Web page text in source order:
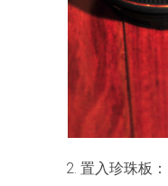
2. 置入珍珠板：